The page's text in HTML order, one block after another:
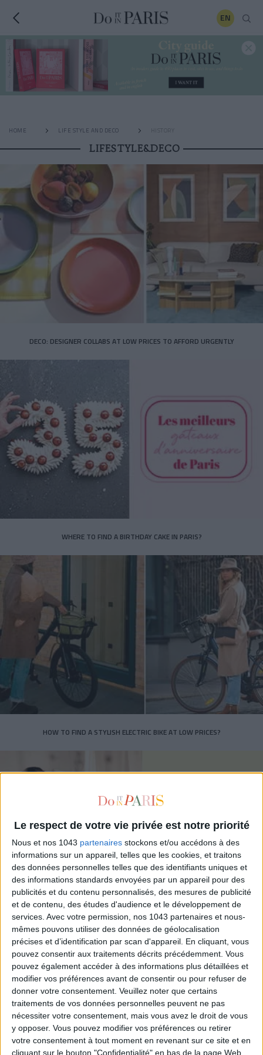
Le respect de votre vie privée est notre priorité
Nous et nos 1043 partenaires stockons et/ou accédons à des
informations sur un appareil, telles que les cookies, et traitons
des données personnelles telles que des identifiants uniques et
des informations standards envoyées par un appareil pour des
publicités et du contenu personnalisés, des mesures de publicité
et de contenu, des études d'audience et le développement de
services. Avec votre permission, nos 1043 partenaires et nous-
mêmes pouvons utiliser des données de géolocalisation
précises et d’identification par scan d'appareil. En cliquant, vous
pouvez consentir aux traitements décrits précédemment. Vous
pouvez également accéder à des informations plus détaillées et
modifier vos préférences avant de consentir ou pour refuser de
donner votre consentement. Veuillez noter que certains
traitements de vos données personnelles peuvent ne pas
nécessiter votre consentement, mais vous avez le droit de vous
y opposer. Vous pouvez modifier vos préférences ou retirer
votre consentement à tout moment en revenant sur ce site et en
cliquant sur le bouton "Confidentialité" en bas de la page Web.
EN
HOME LIFE STYLE AND DECO HISTORY
LIFESTYLE&DECO
DECO: DESIGNER COLLABS AT LOW PRICES TO AFFORD URGENTLY
WHERE TO FIND A BIRTHDAY CAKE IN PARIS?
HOW TO FIND A STYLISH ELECTRIC BIKE AT LOW PRICES?
WHY HAVE 34 THINGS IN YOUR CLOSET (AND NOT ONE MORE!)